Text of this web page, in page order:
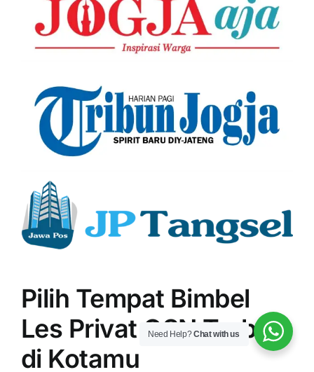
Pilih Tempat Bimbel
Les Privat OSN Terbaik
di Kotamu
Need Help?Chat with us